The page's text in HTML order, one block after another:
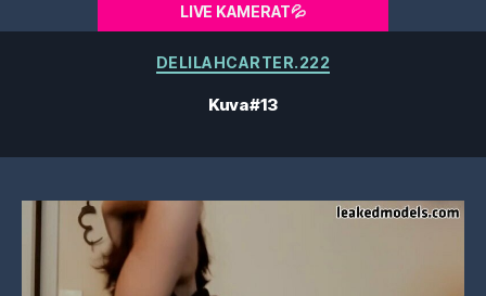
LIVE KAMERAT💦
Kategoriat
DELILAHCARTER.222
Kuva #13